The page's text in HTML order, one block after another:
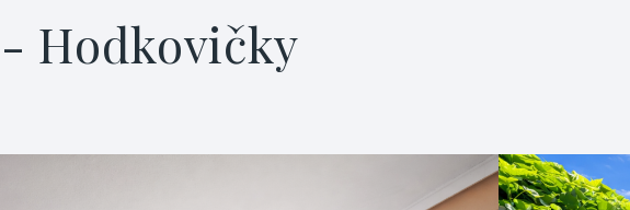
Hodkovičky